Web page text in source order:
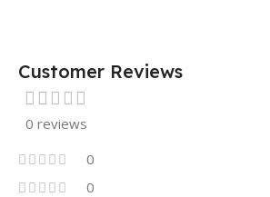
Customer Reviews
0 reviews
0
0